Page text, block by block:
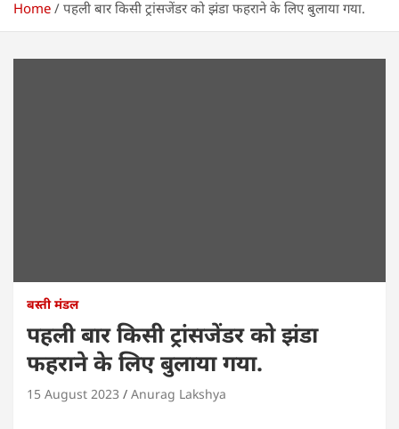
Home पहली बार किसी ट्रांसजेंडर को झंडा फहराने के लिए बुलाया गया.
बस्ती मंडल
पहली बार किसी ट्रांसजेंडर को झंडा
फहराने के लिए बुलाया गया.
15 August 2023 Anurag Lakshya